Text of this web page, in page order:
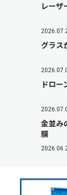
レーザ
グラス
ドロ
金並み
膜